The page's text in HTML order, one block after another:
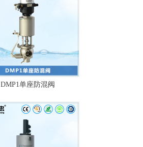
DMP1单座防混阀